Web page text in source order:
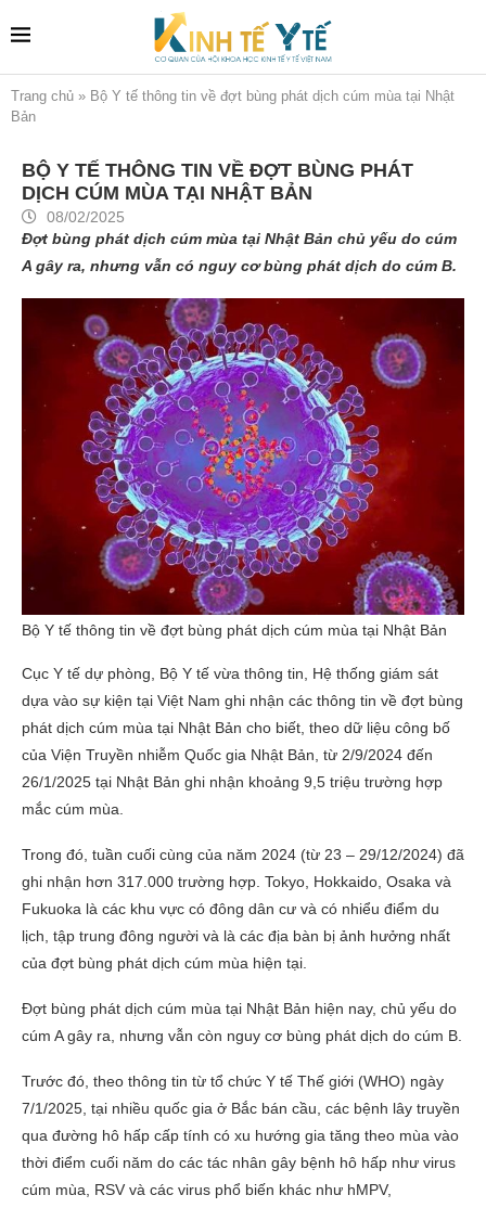
Trang chủ » Bộ Y tế thông tin về đợt bùng phát dịch cúm mùa tại Nhật
Bản
BỘ Y TẾ THÔNG TIN VỀ ĐỢT BÙNG PHÁT
DỊCH CÚM MÙA TẠI NHẬT BẢN
08/02/2025
Đợt bùng phát dịch cúm mùa tại Nhật Bản chủ yếu do cúm
A gây ra, nhưng vẫn có nguy cơ bùng phát dịch do cúm B.
Bộ Y tế thông tin về đợt bùng phát dịch cúm mùa tại Nhật Bản
Cục Y tế dự phòng, Bộ Y tế vừa thông tin, Hệ thống giám sát
dựa vào sự kiện tại Việt Nam ghi nhận các thông tin về đợt bùng
phát dịch cúm mùa tại Nhật Bản cho biết, theo dữ liệu công bố
của Viện Truyền nhiễm Quốc gia Nhật Bản, từ 2/9/2024 đến
26/1/2025 tại Nhật Bản ghi nhận khoảng 9,5 triệu trường hợp
mắc cúm mùa.
Trong đó, tuần cuối cùng của năm 2024 (từ 23 – 29/12/2024) đã
ghi nhận hơn 317.000 trường hợp. Tokyo, Hokkaido, Osaka và
Fukuoka là các khu vực có đông dân cư và có nhiểu điểm du
lịch, tập trung đông người và là các địa bàn bị ảnh hưởng nhất
của đợt bùng phát dịch cúm mùa hiện tại.
Đợt bùng phát dịch cúm mùa tại Nhật Bản hiện nay, chủ yếu do
cúm A gây ra, nhưng vẫn còn nguy cơ bùng phát dịch do cúm B.
Trước đó, theo thông tin từ tổ chức Y tế Thế giới (WHO) ngày
7/1/2025, tại nhiều quốc gia ở Bắc bán cầu, các bệnh lây truyền
qua đường hô hấp cấp tính có xu hướng gia tăng theo mùa vào
thời điểm cuối năm do các tác nhân gây bệnh hô hấp như virus
cúm mùa, RSV và các virus phổ biến khác như hMPV,